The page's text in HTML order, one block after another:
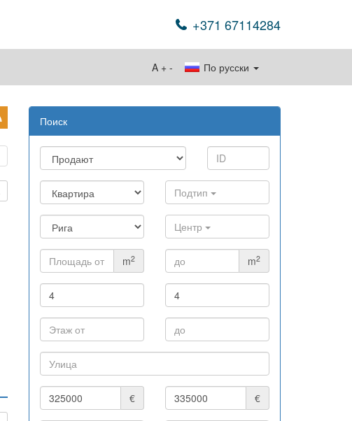
+371 67114284
По русски
A + -
Поиск
Подтип
Центр
m2 m2
€ €